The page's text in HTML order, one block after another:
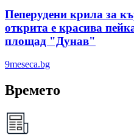
Пеперудени крила за
открита е красива
площад "Дунав"
9meseca.bg
Времето